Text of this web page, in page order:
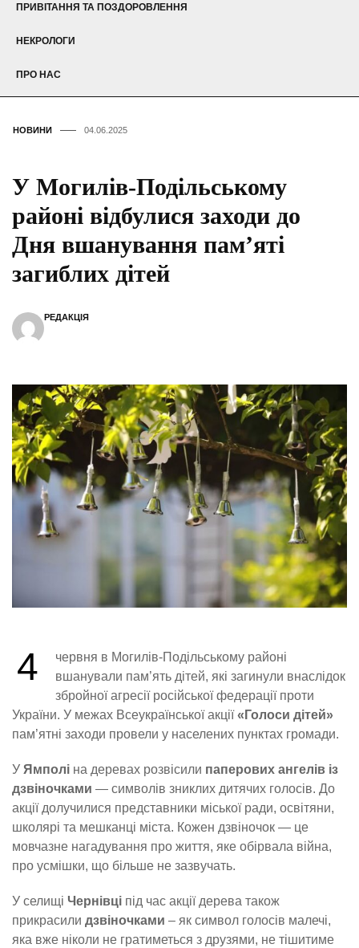
ПРИВІТАННЯ ТА ПОЗДОРОВЛЕННЯ
НЕКРОЛОГИ
ПРО НАС
НОВИНИ 04.06.2025
У Могилів-Подільському
районі відбулися заходи до
Дня вшанування пам’яті
загиблих дітей
РЕДАКЦІЯ
4
червня в Могилів-Подільському районі
вшанували пам’ять дітей, які загинули внаслідок
збройної агресії російської федерації проти
України. У межах Всеукраїнської акції«Голоси дітей»
пам’ятні заходи провели у населених пунктах громади.
У Ямполі на деревах розвісили паперових ангелів із
дзвіночками — символів зниклих дитячих голосів. До
акції долучилися представники міської ради, освітяни,
школярі та мешканці міста. Кожен дзвіночок — це
мовчазне нагадування про життя, яке обірвала війна,
про усмішки, що більше не зазвучать.
У селищі Чернівці під час акції дерева також
прикрасили дзвіночками – як символ голосів малечі,
яка вже ніколи не гратиметься з друзями, не тішитиме